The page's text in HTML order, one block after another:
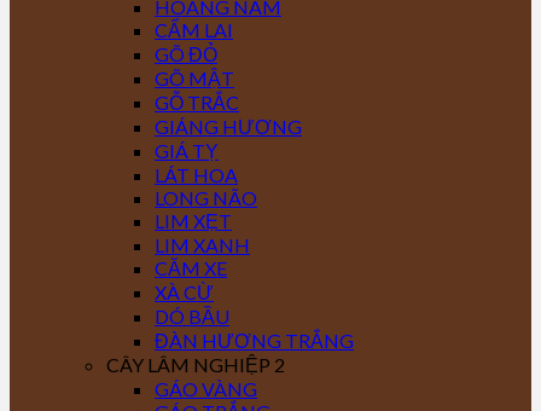
HOÀNG NAM
CẨM LAI
GÕ ĐỎ
GÕ MẬT
GỖ TRẮC
GIÁNG HƯƠNG
GIÁ TỴ
LÁT HOA
LONG NÃO
LIM XẸT
LIM XANH
CĂM XE
XÀ CỪ
DÓ BẦU
ĐÀN HƯƠNG TRẮNG
CÂY LÂM NGHIỆP 2
GÁO VÀNG